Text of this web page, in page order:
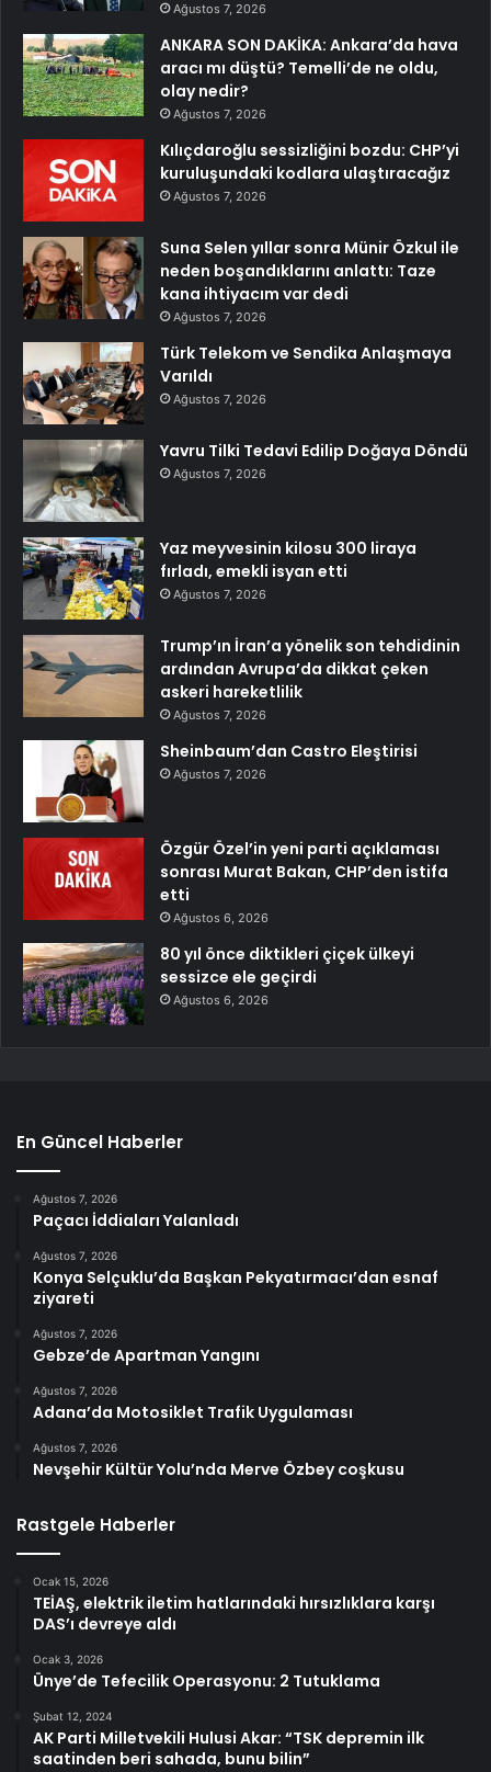
Ağustos 7, 2026
ANKARA SON DAKİKA: Ankara’da hava
aracı mı düştü? Temelli’de ne oldu,
olay nedir?
Ağustos 7, 2026
Kılıçdaroğlu sessizliğini bozdu: CHP’yi
kuruluşundaki kodlara ulaştıracağız
Ağustos 7, 2026
Suna Selen yıllar sonra Münir Özkul ile
neden boşandıklarını anlattı: Taze
kana ihtiyacım var dedi
Ağustos 7, 2026
Türk Telekom ve Sendika Anlaşmaya
Varıldı
Ağustos 7, 2026
Yavru Tilki Tedavi Edilip Doğaya Döndü
Ağustos 7, 2026
Yaz meyvesinin kilosu 300 liraya
fırladı, emekli isyan etti
Ağustos 7, 2026
Trump’ın İran’a yönelik son tehdidinin
ardından Avrupa’da dikkat çeken
askeri hareketlilik
Ağustos 7, 2026
Sheinbaum’dan Castro Eleştirisi
Ağustos 7, 2026
Özgür Özel’in yeni parti açıklaması
sonrası Murat Bakan, CHP’den istifa
etti
Ağustos 6, 2026
80 yıl önce diktikleri çiçek ülkeyi
sessizce ele geçirdi
Ağustos 6, 2026
En Güncel Haberler
Ağustos 7, 2026
Paçacı İddiaları Yalanladı
Ağustos 7, 2026
Konya Selçuklu’da Başkan Pekyatırmacı’dan esnaf
ziyareti
Ağustos 7, 2026
Gebze’de Apartman Yangını
Ağustos 7, 2026
Adana’da Motosiklet Trafik Uygulaması
Ağustos 7, 2026
Nevşehir Kültür Yolu’nda Merve Özbey coşkusu
Rastgele Haberler
Ocak 15, 2026
TEİAŞ, elektrik iletim hatlarındaki hırsızlıklara karşı
DAS’ı devreye aldı
Ocak 3, 2026
Ünye’de Tefecilik Operasyonu: 2 Tutuklama
Şubat 12, 2024
AK Parti Milletvekili Hulusi Akar: “TSK depremin ilk
saatinden beri sahada, bunu bilin”